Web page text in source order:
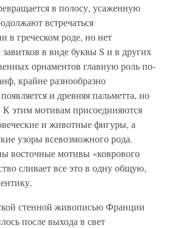
в полосу, усаженную
встречаться
в греческом роде, но нет
завитков в виде буквы S и в других
орнаментов главную роль по-
крайне разнообразно
и древняя пальметта, но
К этим мотивам присоединяются
и животные фигуры, а
узоры всевозможного рода.
восточные мотивы «коврового
сливает все это в одну общую,
стенной живописью Франции
после выхода в свет